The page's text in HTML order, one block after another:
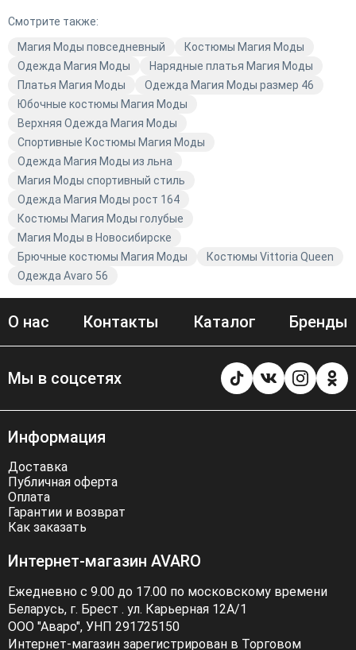
одежды красного цвета от Магия Моды. Подберите
платье или другой элемент гардероба, который будет
радовать вас каждый день. Заказывайте
качественную и модную одежду прямо сейчас!
Смотрите также:
Магия Моды повседневный
Костюмы Магия Моды
Одежда Магия Моды
Нарядные платья Магия Моды
Платья Магия Моды
Одежда Магия Моды размер 46
Юбочные костюмы Магия Моды
Верхняя Одежда Магия Моды
Спортивные Костюмы Магия Моды
Одежда Магия Моды из льна
Магия Моды спортивный стиль
Одежда Магия Моды рост 164
Костюмы Магия Моды голубые
Магия Моды в Новосибирске
Брючные костюмы Магия Моды
Костюмы Vittoria Queen
Одежда Avaro 56
О нас Контакты Каталог Бренды
Мы в соцсетях
Информация
Доставка
Публичная оферта
Оплата
Гарантии и возврат
Как заказать
Интернет-магазин AVARO
Ежедневно с 9.00 до 17.00 по московскому времени
Беларусь, г. Брест . ул. Карьерная 12А/1
ООО "Аваро", УНП 291725150
Интернет-магазин зарегистрирован в Торговом